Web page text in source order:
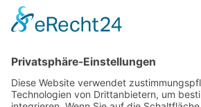
Vogue Vintage
Herren
Accessoires
Einzelschnittmuster Burda
Tops
Kleider